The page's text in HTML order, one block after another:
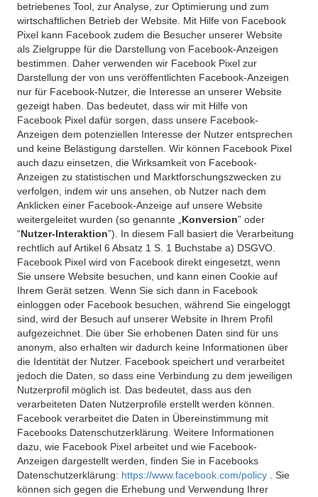
betriebenes Tool, zur Analyse, zur Optimierung und zum
wirtschaftlichen Betrieb der Website. Mit Hilfe von Facebook
Pixel kann Facebook zudem die Besucher unserer Website
als Zielgruppe für die Darstellung von Facebook-Anzeigen
bestimmen. Daher verwenden wir Facebook Pixel zur
Darstellung der von uns veröffentlichten Facebook-Anzeigen
nur für Facebook-Nutzer, die Interesse an unserer Website
gezeigt haben. Das bedeutet, dass wir mit Hilfe von
Facebook Pixel dafür sorgen, dass unsere Facebook-
Anzeigen dem potenziellen Interesse der Nutzer entsprechen
und keine Belästigung darstellen. Wir können Facebook Pixel
auch dazu einsetzen, die Wirksamkeit von Facebook-
Anzeigen zu statistischen und Marktforschungszwecken zu
verfolgen, indem wir uns ansehen, ob Nutzer nach dem
Anklicken einer Facebook-Anzeige auf unsere Website
weitergeleitet wurden (so genannte „ Konversion” oder
“Nutzer-Interaktion”). In diesem Fall basiert die Verarbeitung
rechtlich auf Artikel 6 Absatz 1 S. 1 Buchstabe a) DSGVO.
Facebook Pixel wird von Facebook direkt eingesetzt, wenn
Sie unsere Website besuchen, und kann einen Cookie auf
Ihrem Gerät setzen. Wenn Sie sich dann in Facebook
einloggen oder Facebook besuchen, während Sie eingeloggt
sind, wird der Besuch auf unserer Website in Ihrem Profil
aufgezeichnet. Die über Sie erhobenen Daten sind für uns
anonym, also erhalten wir dadurch keine Informationen über
die Identität der Nutzer. Facebook speichert und verarbeitet
jedoch die Daten, so dass eine Verbindung zu dem jeweiligen
Nutzerprofil möglich ist. Das bedeutet, dass aus den
verarbeiteten Daten Nutzerprofile erstellt werden können.
Facebook verarbeitet die Daten in Übereinstimmung mit
Facebooks Datenschutzerklärung. Weitere Informationen
dazu, wie Facebook Pixel arbeitet und wie Facebook-
Anzeigen dargestellt werden, finden Sie in Facebooks
Datenschutzerklärung: https://www.facebook.com/policy
. Sie
können sich gegen die Erhebung und Verwendung Ihrer